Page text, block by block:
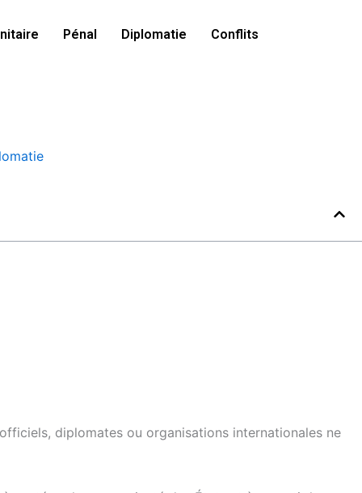
Pénal Diplomatie Conflits
diplomates ou organisations internationales ne